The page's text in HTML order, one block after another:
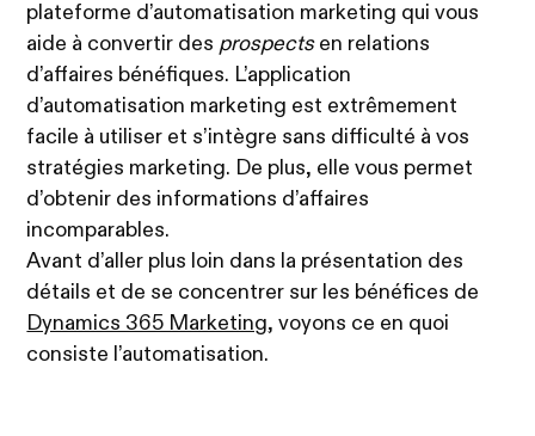
plateforme d’automatisation marketing qui vous
aide à convertir des prospectsen relations
d’affaires bénéfiques. L’application
d’automatisation marketing est extrêmement
facile à utiliser et s’intègre sans difficulté à vos
stratégies marketing. De plus, elle vous permet
d’obtenir des informations d’affaires
incomparables.
Avant d’aller plus loin dans la présentation des
détails et de se concentrer sur les bénéfices de
Dynamics 365 Marketing, voyons ce en quoi
consiste l’automatisation.